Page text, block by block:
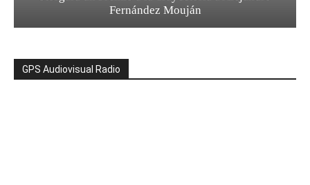
Fernández Mouján
GPS Audiovisual Radio